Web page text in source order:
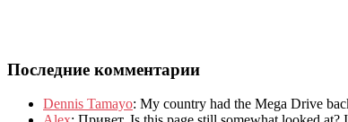
Последние комментарии
Dennis Tamayo: My country had the Mega Drive